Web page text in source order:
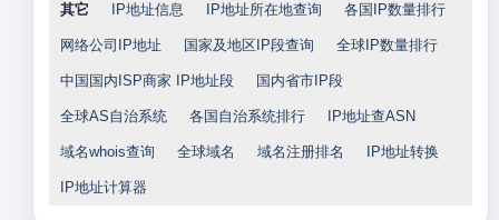
其它
IP地址信息 IP地址所在地查询 各国IP数量排行
网络公司IP地址 国家及地区IP段查询 全球IP数量排行
中国国内ISP商家 IP地址段 国内省市IP段
全球AS自治系统 各国自治系统排行 IP地址查ASN
域名whois查询 全球域名 域名注册排名 IP地址转换
IP地址计算器